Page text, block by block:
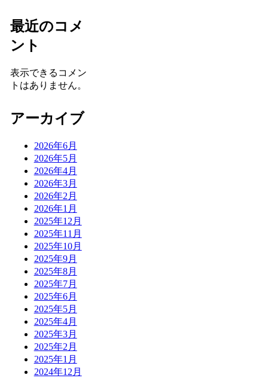
最近のコメ
ント
表示できるコメン
トはありません。
アーカイブ
2026年6月
2026年5月
2026年4月
2026年3月
2026年2月
2026年1月
2025年12月
2025年11月
2025年10月
2025年9月
2025年8月
2025年7月
2025年6月
2025年5月
2025年4月
2025年3月
2025年2月
2025年1月
2024年12月